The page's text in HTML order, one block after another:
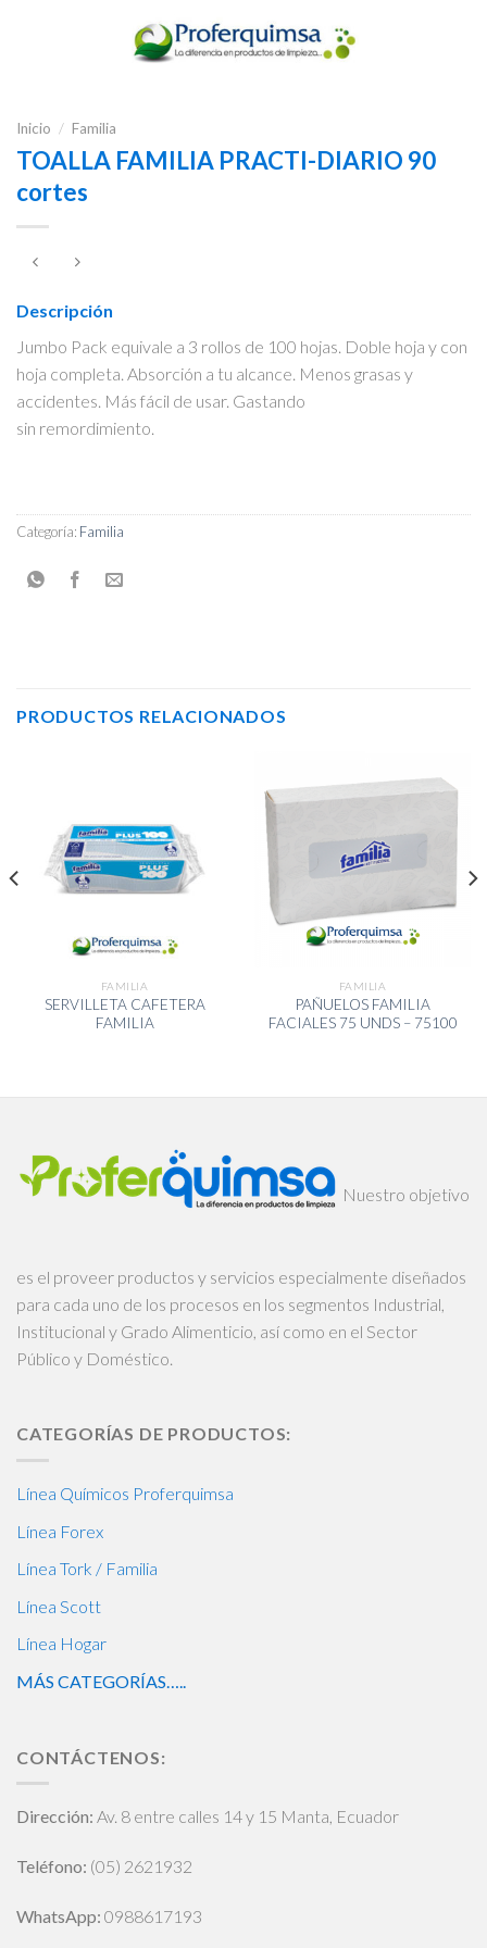
Inicio / Familia
TOALLA FAMILIA PRACTI-DIARIO 90
cortes
Descripción
Jumbo Pack equivale a 3 rollos de 100 hojas. Doble hoja y con
hoja completa. Absorción a tu alcance. Menos grasas y
accidentes. Más fácil de usar. Gastando
sin remordimiento.
Categoría: Familia
PRODUCTOS RELACIONADOS
FAMILIA
SERVILLETA CAFETERA
FAMILIA
FAMILIA
PAÑUELOS FAMILIA
FACIALES 75 UNDS – 75100
Nuestro objetivo
es el proveer productos y servicios especialmente diseñados
para cada uno de los procesos en los segmentos Industrial,
Institucional y Grado Alimenticio, así como en el Sector
Público y Doméstico.
CATEGORÍAS DE PRODUCTOS:
Línea Químicos Proferquimsa
Línea Forex
Línea Tork / Familia
Línea Scott
Línea Hogar
MÁS CATEGORÍAS…..
CONTÁCTENOS:
Dirección: Av. 8 entre calles 14 y 15 Manta, Ecuador
Teléfono: (05) 2621932
WhatsApp: 0988617193